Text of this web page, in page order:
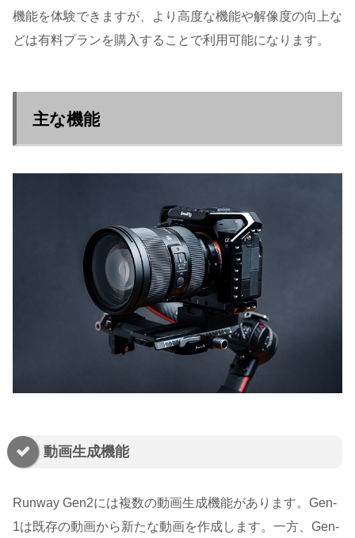
機能を体験できますが、より高度な機能や解像度の向上な
どは有料プランを購入することで利用可能になります。
主な機能
動画生成機能
Runway Gen2には複数の動画生成機能があります。Gen-
1は既存の動画から新たな動画を作成します。一方、Gen-